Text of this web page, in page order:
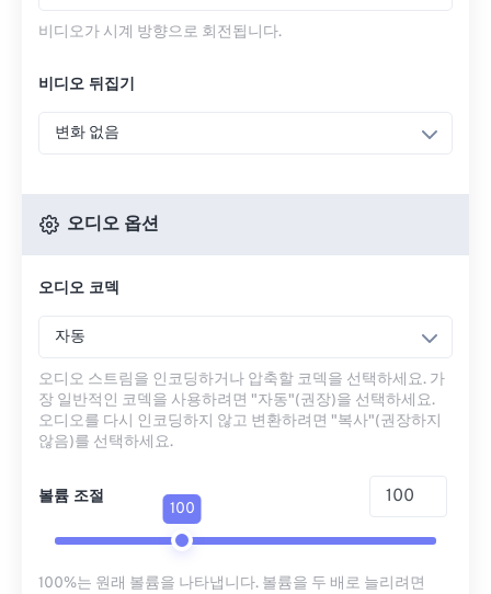
비디오가 시계 방향으로 회전됩니다.
비디오 뒤집기
변화 없음
오디오 옵션
오디오 코덱
자동
오디오 스트림을 인코딩하거나 압축할 코덱을 선택하세요. 가
장 일반적인 코덱을 사용하려면 "자동"(권장)을 선택하세요.
오디오를 다시 인코딩하지 않고 변환하려면 "복사"(권장하지
않음)를 선택하세요.
볼륨 조절
100
100%는 원래 볼륨을 나타냅니다. 볼륨을 두 배로 늘리려면